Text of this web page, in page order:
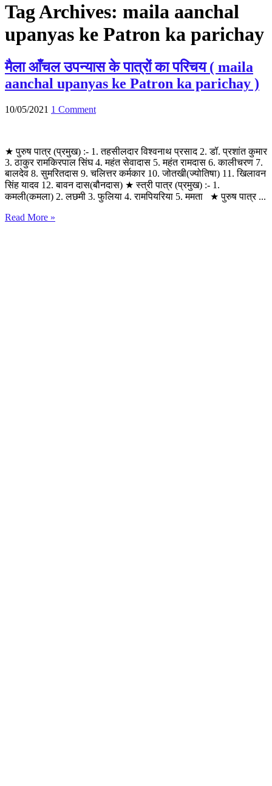
Tag Archives: maila aanchal
upanyas ke Patron ka parichay
मैला आँचल उपन्यास के पात्रों का परिचय ( maila
aanchal upanyas ke Patron ka parichay )
10/05/2021 1 Comment
★ पुरुष पात्र (प्रमुख) :- 1. तहसीलदार विश्वनाथ प्रसाद 2. डॉ. प्रशांत कुमार
3. ठाकुर रामकिरपाल सिंघ 4. महंत सेवादास 5. महंत रामदास 6. कालीचरण 7.
बालदेव 8. सुमरितदास 9. चलित्तर कर्मकार 10. जोतखी(ज्योतिषा) 11. खिलावन
सिंह यादव 12. बावन दास(बौनदास) ★ स्त्री पात्र (प्रमुख) :- 1.
कमली(कमला) 2. लछमी 3. फुलिया 4. रामपियरिया 5. ममता ★ पुरुष पात्र ...
Read More »